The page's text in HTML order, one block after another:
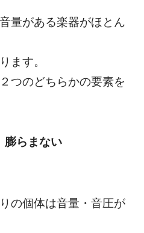
量がある楽器がほとん
ます。
つのどちらかの要素を
膨らまない
の個体は音量・音圧が